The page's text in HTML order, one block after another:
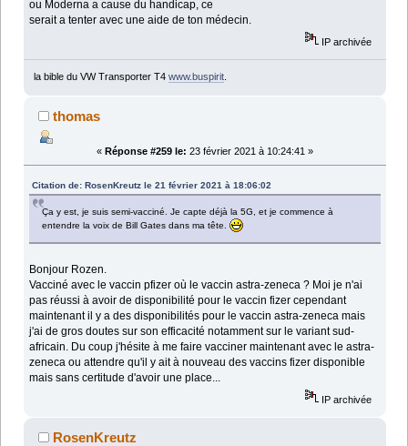
ou Moderna a cause du handicap, ce
serait a tenter avec une aide de ton médecin.
IP archivée
la bible du VW Transporter T4 www.buspirit.
thomas
« Réponse #259 le: 23 février 2021 à 10:24:41 »
Citation de: RosenKreutz le 21 février 2021 à 18:06:02
Ça y est, je suis semi-vacciné. Je capte déjà la 5G, et je commence à
entendre la voix de Bill Gates dans ma tête.
Bonjour Rozen.
Vacciné avec le vaccin pfizer où le vaccin astra-zeneca ? Moi je n'ai
pas réussi à avoir de disponibilité pour le vaccin fizer cependant
maintenant il y a des disponibilités pour le vaccin astra-zeneca mais
j'ai de gros doutes sur son efficacité notamment sur le variant sud-
africain. Du coup j'hésite à me faire vacciner maintenant avec le astra-
zeneca ou attendre qu'il y ait à nouveau des vaccins fizer disponible
mais sans certitude d'avoir une place...
IP archivée
RosenKreutz